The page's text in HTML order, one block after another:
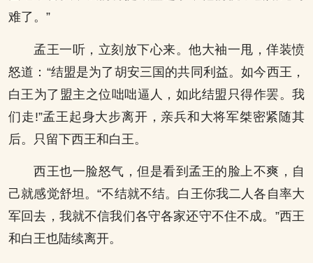
难了。”
孟王一听，立刻放下心来。他大袖一甩，佯装愤
怒道：“结盟是为了胡安三国的共同利益。如今西王，
白王为了盟主之位咄咄逼人，如此结盟只得作罢。我
们走!”孟王起身大步离开，亲兵和大将军桀密紧随其
后。只留下西王和白王。
西王也一脸怒气，但是看到孟王的脸上不爽，自
己就感觉舒坦。“不结就不结。白王你我二人各自率大
军回去，我就不信我们各守各家还守不住不成。”西王
和白王也陆续离开。